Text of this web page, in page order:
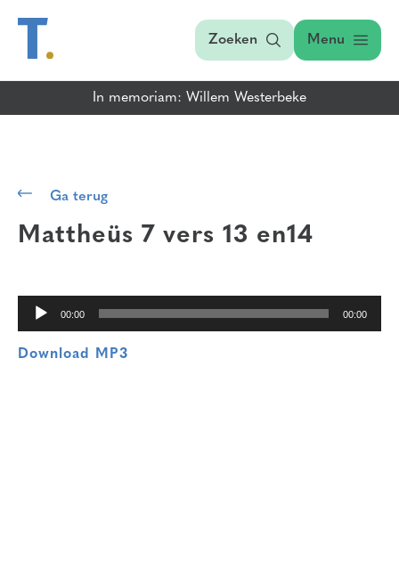
Zoeken Menu
In memoriam: Willem Westerbeke
Ga terug
Mattheüs 7 vers 13 en14
00:00 00:00
Download MP3